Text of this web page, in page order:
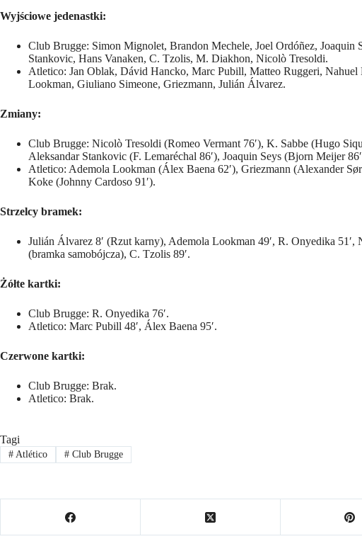
Wyjściowe jedenastki:
Club Brugge: Simon Mignolet, Brandon Mechele, Joel Ordóñez, Joaquin
Stankovic, Hans Vanaken, C. Tzolis, M. Diakhon, Nicolò Tresoldi.
Atletico: Jan Oblak, Dávid Hancko, Marc Pubill, Matteo Ruggeri,
Lookman, Giuliano Simeone, Griezmann, Julián Álvarez.
Zmiany:
Club Brugge: Nicolò Tresoldi (Romeo Vermant 76′), K. Sabbe (Hugo
Aleksandar Stankovic (F. Lemaréchal 86′), Joaquin Seys (Bjorn Meijer
Atletico: Ademola Lookman (Álex Baena 62′), Griezmann (Alexander
Koke (Johnny Cardoso 91′).
Strzelcy bramek:
Julián Álvarez 8′ (Rzut karny), Ademola Lookman 49′, R. Onyedika 51′,
(bramka samobójcza), C. Tzolis 89′.
Żółte kartki:
Club Brugge: R. Onyedika 76′.
Atletico: Marc Pubill 48′, Álex Baena 95′.
Czerwone kartki:
Club Brugge: Brak.
Atletico: Brak.
Tagi
#Atlético #Club Brugge